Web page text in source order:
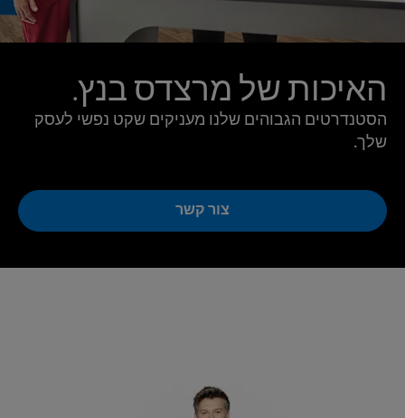
האיכות של מרצדס בנץ.
הסטנדרטים הגבוהים שלנו מעניקים שקט נפשי לעסק
שלך.
צור קשר